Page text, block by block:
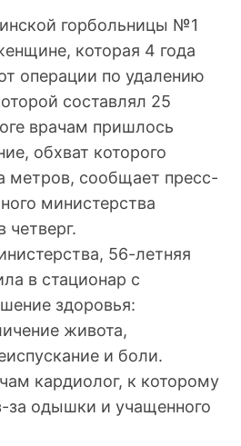
горбольницы №1
которая 4 года
операции по удалению
составлял 25
врачам пришлось
обхват которого
метров, сообщает пресс-
министерства
четверг.
56-летняя
в стационар с
здоровья:
живота,
и боли.
кардиолог, к которому
за одышки и учащенного